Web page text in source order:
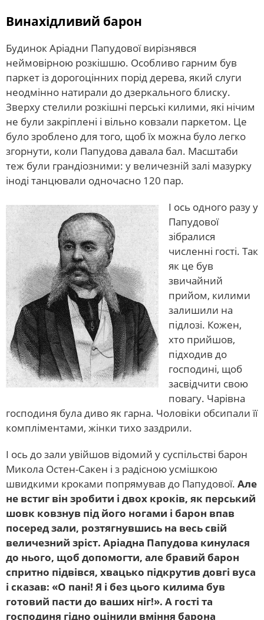
Винахідливий барон
Будинок Аріадни Папудової вирізнявся
неймовірною розкішшю. Особливо гарним був
паркет із дорогоцінних порід дерева, який слуги
неодмінно натирали до дзеркального блиску.
Зверху стелили розкішні перські килими, які нічим
не були закріплені і вільно ковзали паркетом. Це
було зроблено для того, щоб їх можна було легко
згорнути, коли Папудова давала бал. Масштаби
теж були грандіозними: у величезній залі мазурку
іноді танцювали одночасно 120 пар.
І ось одного разу у
Папудової
зібралися
численні гості. Так
як це був
звичайний
прийом, килими
залишили на
підлозі. Кожен,
хто прийшов,
підходив до
господині, щоб
засвідчити свою
повагу. Чарівна
господиня була диво як гарна. Чоловіки обсипали її
компліментами, жінки тихо заздрили.
І ось до зали увійшов відомий у суспільстві барон
Микола Остен-Сакен і з радісною усмішкою
швидкими кроками попрямував до Папудової. Але
не встиг він зробити і двох кроків, як перський
шовк ковзнув під його ногами і барон впав
посеред зали, розтягнувшись на весь свій
величезний зріст. Аріадна Папудова кинулася
до нього, щоб допомогти, але бравий барон
спритно підвівся, хвацько підкрутив довгі вуса
і сказав: «О пані! Я і без цього килима був
готовий пасти до ваших ніг!». А гості та
господиня гідно оцінили вміння барона